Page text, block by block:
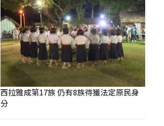
西拉雅成第17族 仍有8族待獲法定原民身
分